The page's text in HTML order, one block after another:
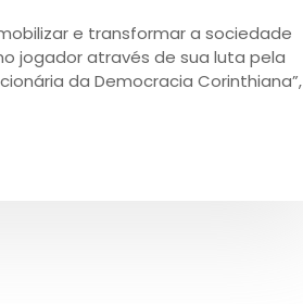
e transformar a sociedade
jogador através de sua luta pela
da Democracia Corinthiana”,